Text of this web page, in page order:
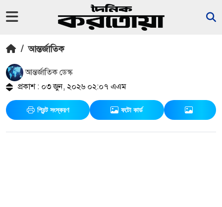
/ আন্তর্জাতিক
আন্তর্জাতিক ডেস্ক
প্রকাশ : ০৩ জুন, ২০২৬ ০২:০৭ এএম
প্রিন্ট সংস্করণ ফটো কার্ড